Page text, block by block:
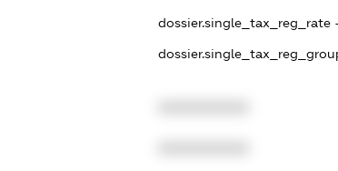
dossier.single_tax_reg_rate